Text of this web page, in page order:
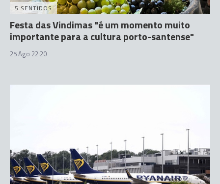
5 SENTIDOS
Festa das Vindimas "é um momento muito
importante para a cultura porto-santense"
25 Ago 22:20